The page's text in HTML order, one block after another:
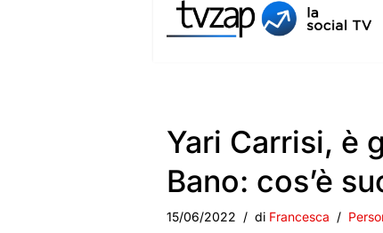
al
Yari Carrisi, è
Bano: cos’è
15/06/2022 di Francesca